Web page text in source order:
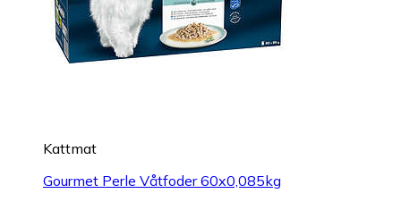
Kattmat
Gourmet Perle Våtfoder 60x0,085kg